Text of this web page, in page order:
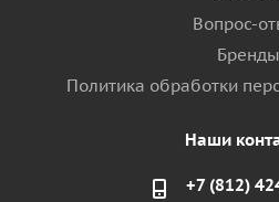
Вопрос-
Бренды
Политика обработки
Наши
+7 (812)